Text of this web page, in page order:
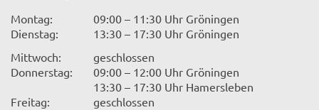
Montag:
09:00 – 11:30 Uhr Gröningen
Dienstag:
13:30 – 17:30 Uhr Gröningen
Mittwoch:
geschlossen
Donnerstag:
09:00 – 12:00 Uhr Gröningen
13:30 – 17:30 Uhr Hamersleben
Freitag:
geschlossen